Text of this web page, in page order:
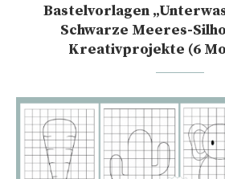
Bastelvorlagen
Schwarze Meeres-
Kreativprojekte (6